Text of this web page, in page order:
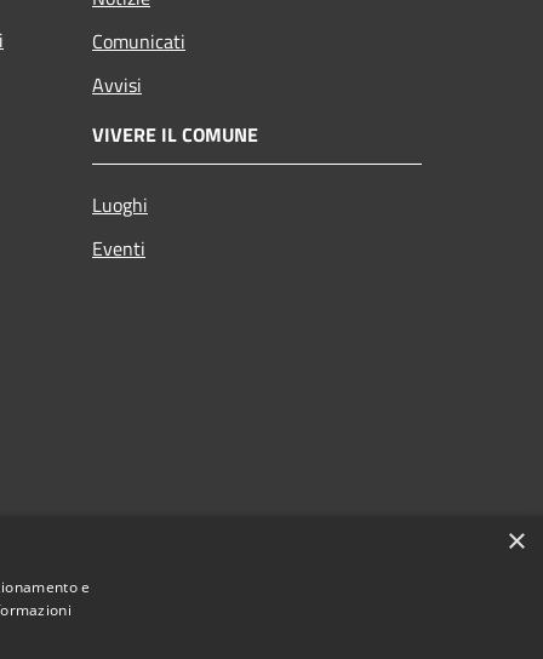
Comunicati
Avvisi
VIVERE IL COMUNE
Luoghi
Eventi
×
e